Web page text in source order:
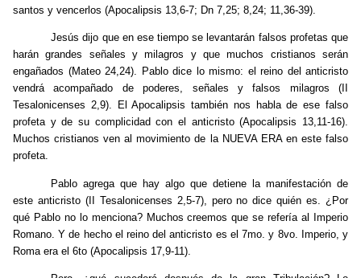
santos y vencerlos (Apocalipsis 13,6-7; Dn 7,25; 8,24; 11,36-39).
Jesús dijo que en ese tiempo se levantarán falsos profetas que
harán grandes señales y milagros y que muchos cristianos serán
engañados (Mateo 24,24). Pablo dice lo mismo: el reino del anticristo
vendrá acompañado de poderes, señales y falsos milagros (II
Tesalonicenses 2,9). El Apocalipsis también nos habla de ese falso
profeta y de su complicidad con el anticristo (Apocalipsis 13,11-16).
Muchos cristianos ven al movimiento de la NUEVA ERA en este falso
profeta.
Pablo agrega que hay algo que detiene la manifestación de
este anticristo (II Tesalonicenses 2,5-7), pero no dice quién es. ¿Por
qué Pablo no lo menciona? Muchos creemos que se refería al Imperio
Romano. Y de hecho el reino del anticristo es el 7mo. y 8vo. Imperio, y
Roma era el 6to (Apocalipsis 17,9-11).